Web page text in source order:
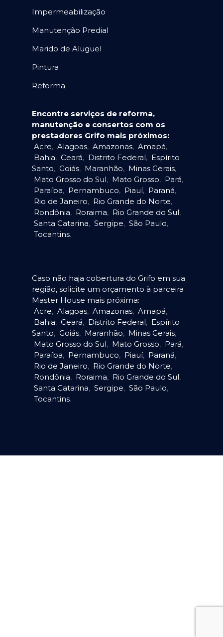
Impermeabilização
Manutenção Predial
Marido de Aluguel
Pintura
Reforma
Encontre serviços de reforma,
manutenção e consertos com os
prestadores Grifo mais próximos:
Acre, Alagoas, Amazonas, Amapá,
Bahia, Ceará, Distrito Federal, Espírito
Santo, Goiás, Maranhão, Minas Gerais,
Mato Grosso do Sul, Mato Grosso, Pará,
Paraíba, Pernambuco, Piauí, Paraná,
Rio de Janeiro, Rio Grande do Norte,
Rondônia, Roraima, Rio Grande do Sul,
Santa Catarina, Sergipe, São Paulo,
Tocantins.
Caso não haja cobertura do Grifo em sua
região, solicite um orçamento à parceira
Master House mais próxima:
Acre, Alagoas, Amazonas, Amapá,
Bahia, Ceará, Distrito Federal, Espírito
Santo, Goiás, Maranhão, Minas Gerais,
Mato Grosso do Sul, Mato Grosso, Pará,
Paraíba, Pernambuco, Piauí, Paraná,
Rio de Janeiro, Rio Grande do Norte,
Rondônia, Roraima, Rio Grande do Sul,
Santa Catarina, Sergipe, São Paulo,
Tocantins.